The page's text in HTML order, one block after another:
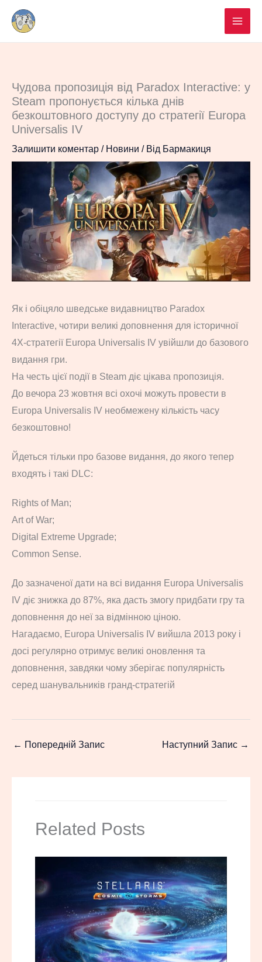
Перейти
вмісту
Чудова пропозиція від Paradox Interactive: у
Steam пропонується кілька днів
безкоштовного доступу до стратегії Europa
Universalis IV
Залишити коментар / Новини / Від Бармакиця
Як і обіцяло шведське видавництво Paradox
Interactive, чотири великі доповнення для історичної
4X-стратегії Europa Universalis IV увійшли до базового
видання гри.
На честь цієї події в Steam діє цікава пропозиція.
До вечора 23 жовтня всі охочі можуть провести в
Europa Universalis IV необмежену кількість часу
безкоштовно!
Йдеться тільки про базове видання, до якого тепер
входять і такі DLC:
Rights of Man;
Art of War;
Digital Extreme Upgrade;
Common Sense.
До зазначеної дати на всі видання Europa Universalis
IV діє знижка до 87%, яка дасть змогу придбати гру та
доповнення до неї за відмінною ціною.
Нагадаємо, Europa Universalis IV вийшла 2013 року і
досі регулярно отримує великі оновлення та
доповнення, завдяки чому зберігає популярність
серед шанувальників гранд-стратегій
← Попередній Запис Наступний Запис →
Related Posts